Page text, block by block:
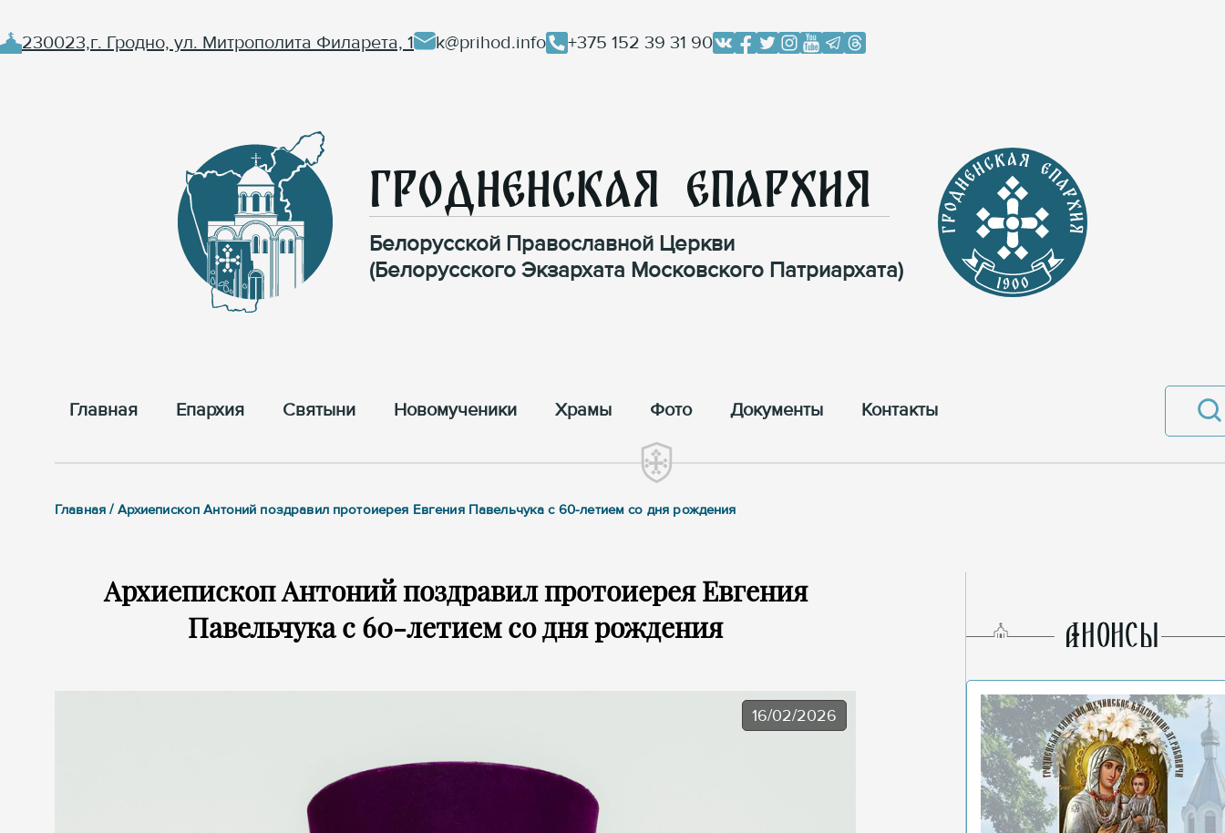
230023,г. Гродно, ул. Митрополита Филарета, 1 k@prihod.info +375 152 39 31 90
Гродненская Епархия
Белорусской Православной Церкви
(Белорусского Экзархата Московского Патриархата)
Главная Епархия Cвятыни Новомученики Храмы Фото Документы Контакты
Главная / Архиепископ Антоний поздравил протоиерея Евгения Павельчука с 60-летием со дня рождения
Архиепископ Антоний поздравил протоиерея Евгения
Павельчука с 60-летием со дня рождения
16/02/2026
AНОНСЫ